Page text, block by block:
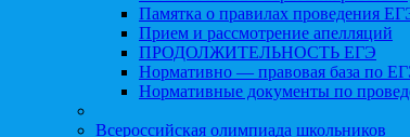
Памятка о правилах проведения
Прием и рассмотрение апелляций
ПРОДОЛЖИТЕЛЬНОСТЬ ЕГЭ
Нормативно — правовая база по
Нормативные документы по
Всероссийская олимпиада школьников